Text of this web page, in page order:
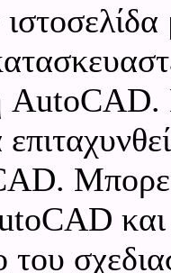
AutoCAD.
του